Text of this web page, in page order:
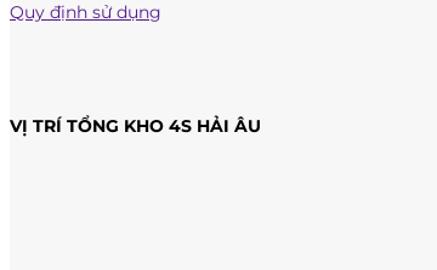
Quy định sử dụng
VỊ TRÍ TỔNG KHO 4S HẢI ÂU